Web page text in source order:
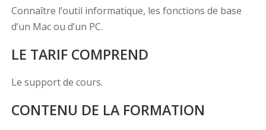
Connaître l’outil informatique, les fonctions de base
d’un Mac ou d’un PC.
LE TARIF COMPREND
Le support de cours.
CONTENU DE LA FORMATION